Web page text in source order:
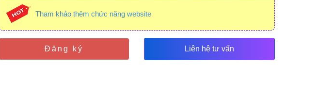
Tham khảo thêm chức năng website
Đăng ký Liên hệ tư vấn